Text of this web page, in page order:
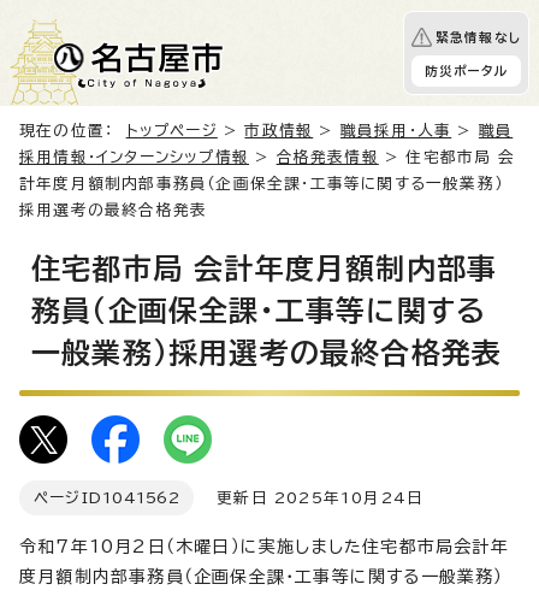
緊急情報なし
防災ポータル
現在の位置： トップページ >市政情報 > 職員採用・人事 > 職員
採用情報・インターンシップ情報
> 合格発表情報
> 住宅都市局 会
計年度月額制内部事務員（企画保全課・工事等に関する一般業務）
採用選考の最終合格発表
住宅都市局 会計年度月額制内部事
務員（企画保全課・工事等に関する
一般業務）採用選考の最終合格発表
ページID 1041562 更新日 2025年10月24日
令和7年10月2日（木曜日）に実施しました住宅都市局会計年
度月額制内部事務員（企画保全課・工事等に関する一般業務）